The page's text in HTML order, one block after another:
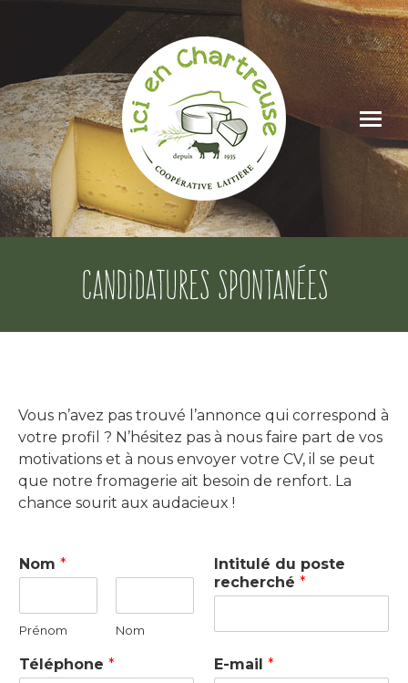
Candidatures spontanées
Vous n’avez pas trouvé l’annonce qui correspond à
votre profil ? N’hésitez pas à nous faire part de vos
motivations et à nous envoyer votre CV, il se peut
que notre fromagerie ait besoin de renfort. La
chance sourit aux audacieux !
Nom *
Prénom Nom
Intitulé du poste
recherché *
Téléphone * E-mail *